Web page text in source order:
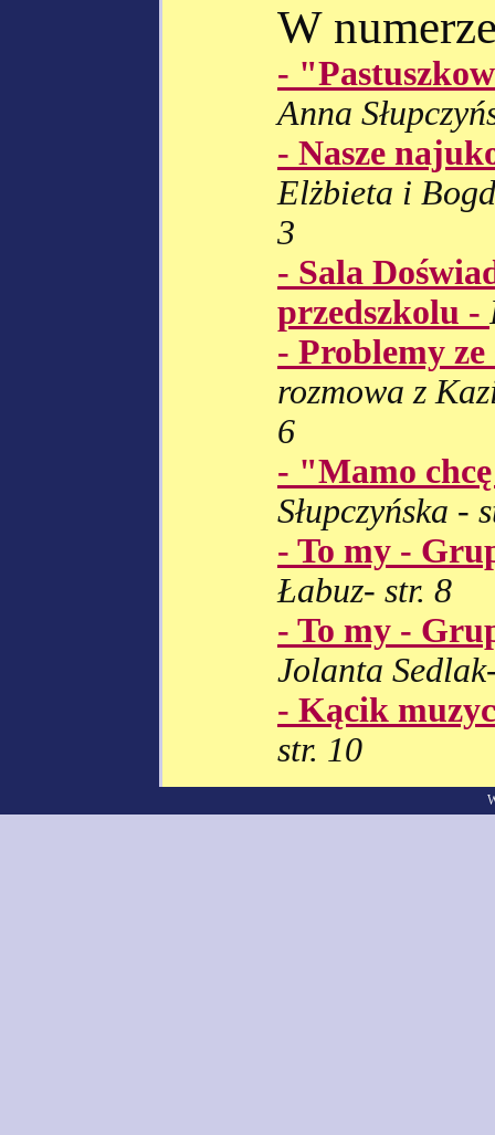
W
-
Anna
- Nasze
Elżbieta i
3
- Sala
przedszkolu -
- Problemy
rozmowa z
6
- "Mamo
Słupczyńska -
- To my -
Łabuz- str. 8
- To my -
Jolanta
- Kącik
str. 10